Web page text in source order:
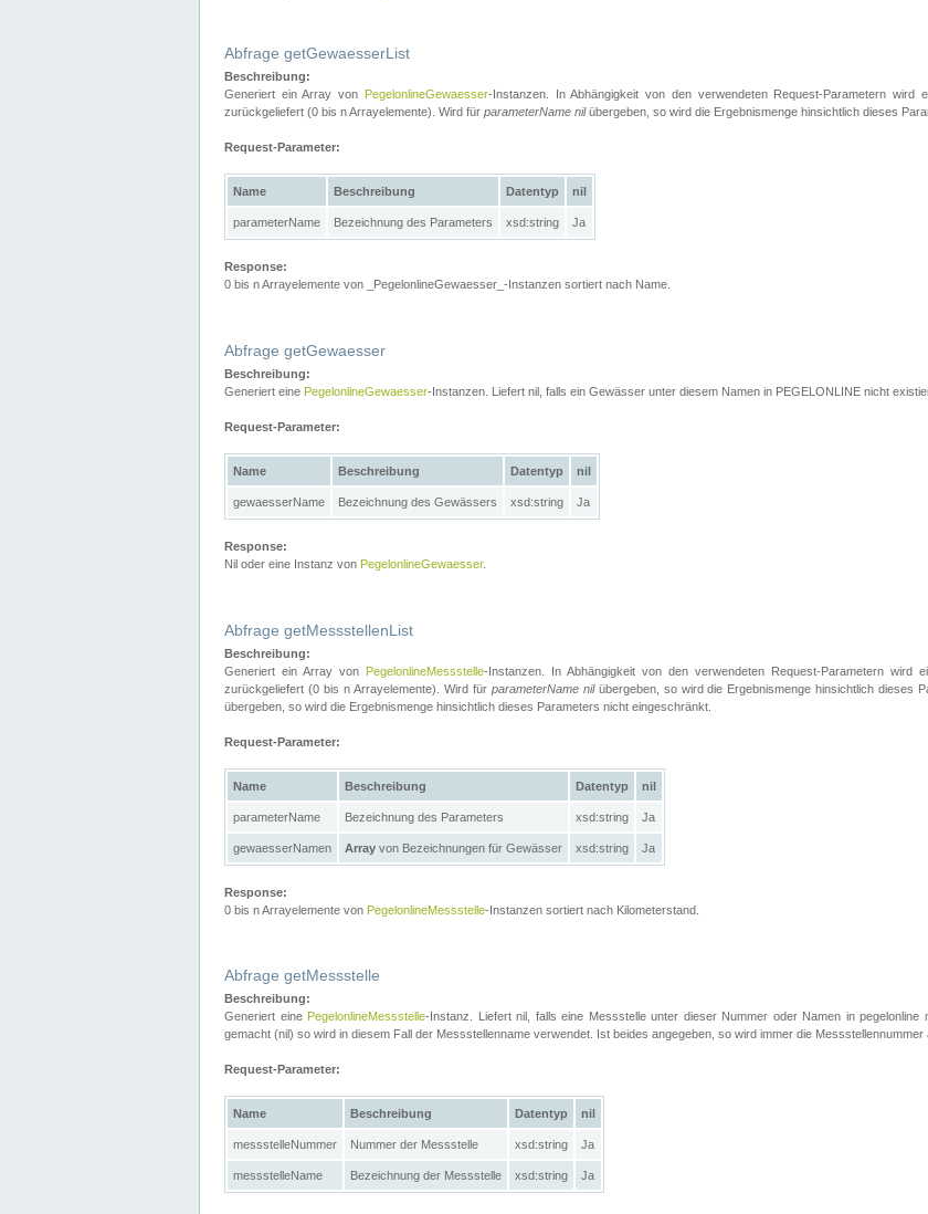
Abfrage getGewaesserList
Beschreibung:
Generiert ein Array von
PegelonlineGewaesser-Instanzen. In Abhängigkeit von den verwendeten Request-Parametern wird
zurückgeliefert (0 bis n Arrayelemente). Wird für parameterName nilübergeben, so wird die Ergebnismenge hinsichtlich dieses
Request-Parameter:
Name Beschreibung Datentyp nil
parameterName Bezeichnung des Parameters xsd:string Ja
Response:
0 bis n Arrayelemente von _PegelonlineGewaesser_-Instanzen sortiert nach Name.
Abfrage getGewaesser
Beschreibung:
Generiert eine PegelonlineGewaesser-Instanzen. Liefert nil, falls ein Gewässer unter diesem Namen in PEGELONLINE nicht
Request-Parameter:
Name Beschreibung Datentyp nil
gewaesserName Bezeichnung des Gewässers xsd:string Ja
Response:
Nil oder eine Instanz von PegelonlineGewaesser.
Abfrage getMessstellenList
Beschreibung:
Generiert ein Array von PegelonlineMessstelle-Instanzen. In Abhängigkeit von den verwendeten Request-Parametern wird
zurückgeliefert (0 bis n Arrayelemente). Wird für parameterName nilübergeben, so wird die Ergebnismenge hinsichtlich dieses
übergeben, so wird die Ergebnismenge hinsichtlich dieses Parameters nicht eingeschränkt.
Request-Parameter:
Name Beschreibung Datentyp nil
parameterName Bezeichnung des Parameters xsd:string Ja
gewaesserNamen Array von Bezeichnungen für Gewässer xsd:string Ja
Response:
0 bis n Arrayelemente von PegelonlineMessstelle-Instanzen sortiert nach Kilometerstand.
Abfrage getMessstelle
Beschreibung:
Generiert eine PegelonlineMessstelle-Instanz. Liefert nil, falls eine Messstelle unter dieser Nummer oder Namen in
gemacht (nil) so wird in diesem Fall der Messstellenname verwendet. Ist beides angegeben, so wird immer die Messstellennummer
Request-Parameter:
Name Beschreibung Datentyp nil
messstelleNummer Nummer der Messstelle xsd:string Ja
messstelleName Bezeichnung der Messstelle xsd:string Ja